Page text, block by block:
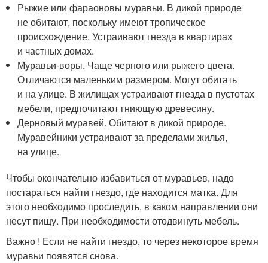
Рыжие или фараоновы муравьи. В дикой природе
не обитают, поскольку имеют тропическое
происхождение. Устраивают гнезда в квартирах
и частных домах.
Муравьи-воры. Чаще черного или рыжего цвета.
Отличаются маленьким размером. Могут обитать
и на улице. В жилищах устраивают гнезда в пустотах
мебели, предпочитают гниющую древесину.
Дерновый муравей. Обитают в дикой природе.
Муравейники устраивают за пределами жилья,
на улице.
Чтобы окончательно избавиться от муравьев, надо
постараться найти гнездо, где находится матка. Для
этого необходимо проследить, в каком направлении они
несут пищу. При необходимости отодвинуть мебель.
Важно ! Если не найти гнездо, то через некоторое время
муравьи появятся снова.